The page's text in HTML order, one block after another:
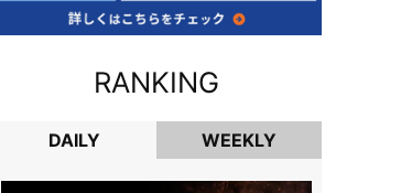
RANKING
DAILY WEEKLY
DAILY